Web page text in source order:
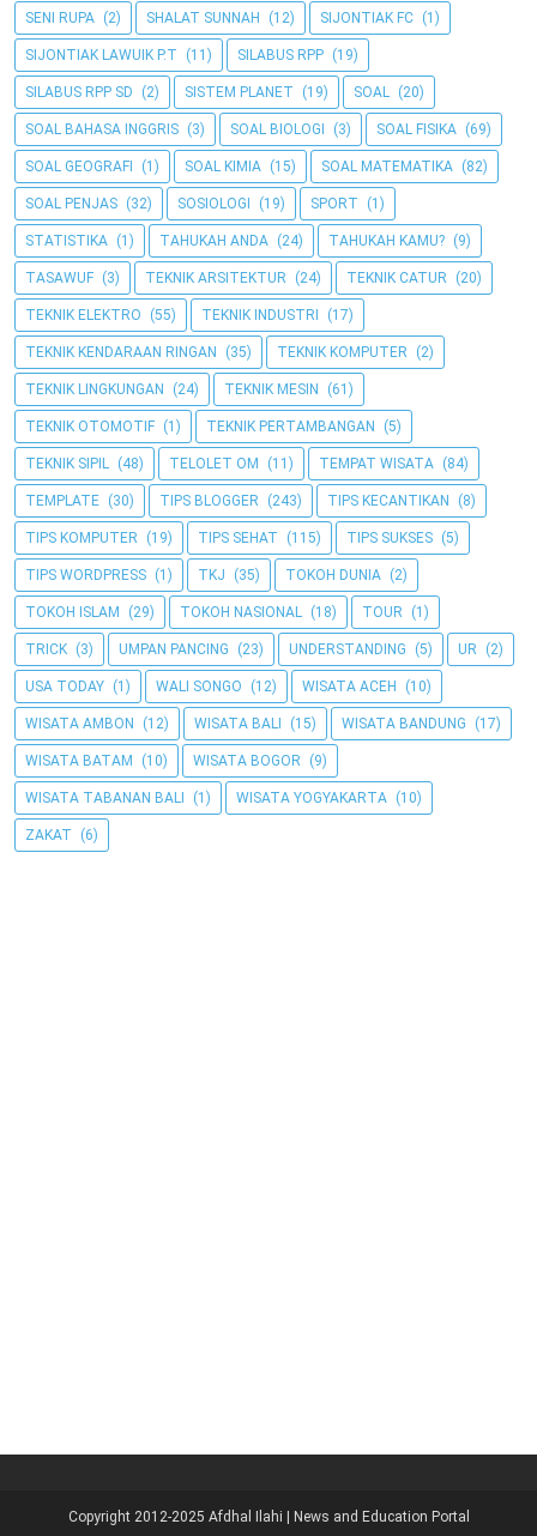
SENI RUPA (2) SHALAT SUNNAH (12) SIJONTIAK FC (1)
SIJONTIAK LAWUIK P.T (11) SILABUS RPP (19)
SILABUS RPP SD (2) SISTEM PLANET (19) SOAL (20)
SOAL BAHASA INGGRIS (3) SOAL BIOLOGI (3) SOAL FISIKA (69)
SOAL GEOGRAFI (1) SOAL KIMIA (15) SOAL MATEMATIKA (82)
SOAL PENJAS (32) SOSIOLOGI (19) SPORT (1)
STATISTIKA (1) TAHUKAH ANDA (24) TAHUKAH KAMU? (9)
TASAWUF (3) TEKNIK ARSITEKTUR (24) TEKNIK CATUR (20)
TEKNIK ELEKTRO (55) TEKNIK INDUSTRI (17)
TEKNIK KENDARAAN RINGAN (35) TEKNIK KOMPUTER (2)
TEKNIK LINGKUNGAN (24) TEKNIK MESIN (61)
TEKNIK OTOMOTIF (1) TEKNIK PERTAMBANGAN (5)
TEKNIK SIPIL (48) TELOLET OM (11) TEMPAT WISATA (84)
TEMPLATE (30) TIPS BLOGGER (243) TIPS KECANTIKAN (8)
TIPS KOMPUTER (19) TIPS SEHAT (115) TIPS SUKSES (5)
TIPS WORDPRESS (1) TKJ (35) TOKOH DUNIA (2)
TOKOH ISLAM (29) TOKOH NASIONAL (18) TOUR (1)
TRICK (3) UMPAN PANCING (23) UNDERSTANDING (5) UR (2)
USA TODAY (1) WALI SONGO (12) WISATA ACEH (10)
WISATA AMBON (12) WISATA BALI (15) WISATA BANDUNG (17)
WISATA BATAM (10) WISATA BOGOR (9)
WISATA TABANAN BALI (1) WISATA YOGYAKARTA (10)
ZAKAT (6)
Copyright 2012-2025 Afdhal Ilahi | News and Education Portal